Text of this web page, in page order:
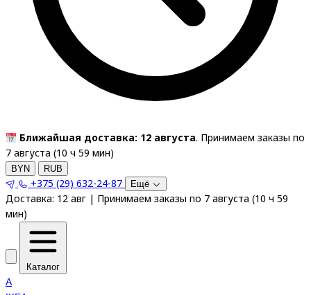
Ближайшая доставка: 12 августа. Принимаем заказы по
7 августа (10 ч 59 мин)
BYN RUB
+375 (29) 632-24-87 Ещё
Доставка: 12 авг | Принимаем заказы по 7 августа (10 ч 59
мин)
Каталог
A